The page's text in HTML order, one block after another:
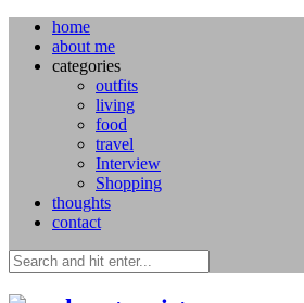
home
about me
categories
outfits
living
food
travel
Interview
Shopping
thoughts
contact